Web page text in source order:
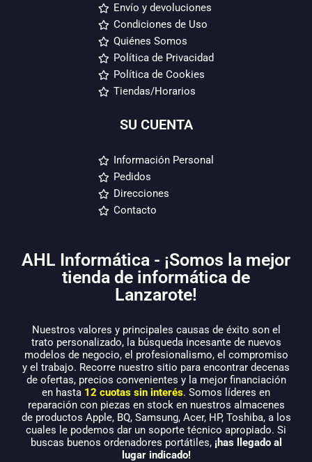
Envío y devoluciones
Condiciones de Uso
Quiénes Somos
Política de Privacidad
Política de Cookies
Tiendas/Horarios
SU CUENTA
Información Personal
Pedidos
Direcciones
Contacto
AHL Informática - ¡Somos la mejor
tienda de informática de
Lanzarote!
Nuestros valores y principales causas de éxito son el
trato personalizado, la búsqueda incesante de nuevos
modelos de negocio, el profesionalismo, el compromiso
y el trabajo. Recorre nuestro sitio para encontrar decenas
de ofertas, precios convenientes y la mejor financiación
en hasta 12 cuotas sin interés. Somos líderes en
reparación con piezas en stock en nuestros almacenes
de productos Apple, BQ, Samsung, Acer, HP, Toshiba, a los
cuales le podemos dar un soporte técnico apropiado. Si
buscas buenos ordenadores portátiles, ¡has llegado al
lugar indicado!